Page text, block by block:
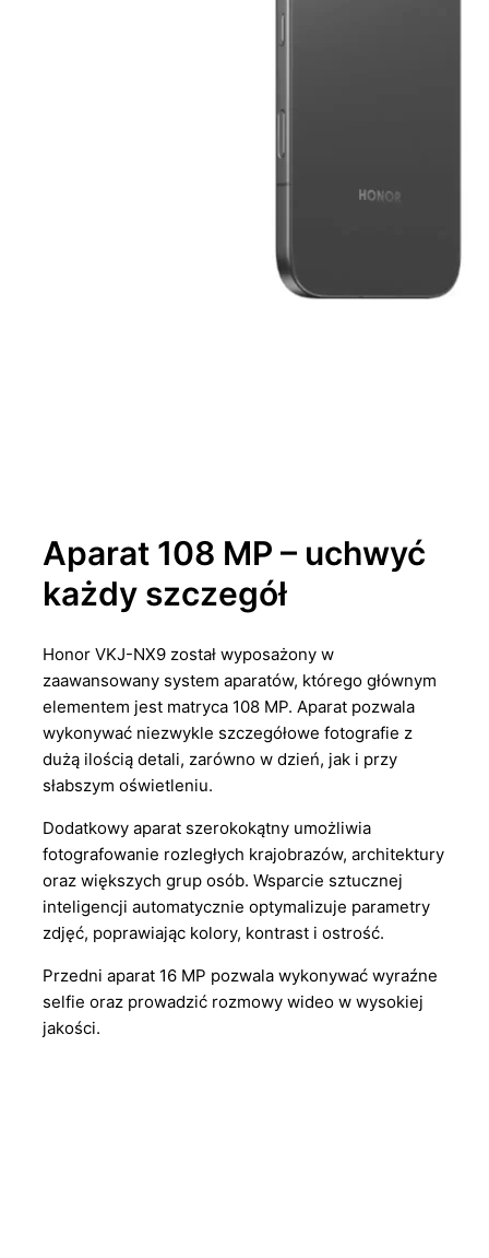
Aparat 108 MP – uchwyć
każdy szczegół
Honor VKJ-NX9 został wyposażony w
zaawansowany system aparatów, którego głównym
elementem jest matryca 108 MP. Aparat pozwala
wykonywać niezwykle szczegółowe fotografie z
dużą ilością detali, zarówno w dzień, jak i przy
słabszym oświetleniu.
Dodatkowy aparat szerokokątny umożliwia
fotografowanie rozległych krajobrazów, architektury
oraz większych grup osób. Wsparcie sztucznej
inteligencji automatycznie optymalizuje parametry
zdjęć, poprawiając kolory, kontrast i ostrość.
Przedni aparat 16 MP pozwala wykonywać wyraźne
selfie oraz prowadzić rozmowy wideo w wysokiej
jakości.